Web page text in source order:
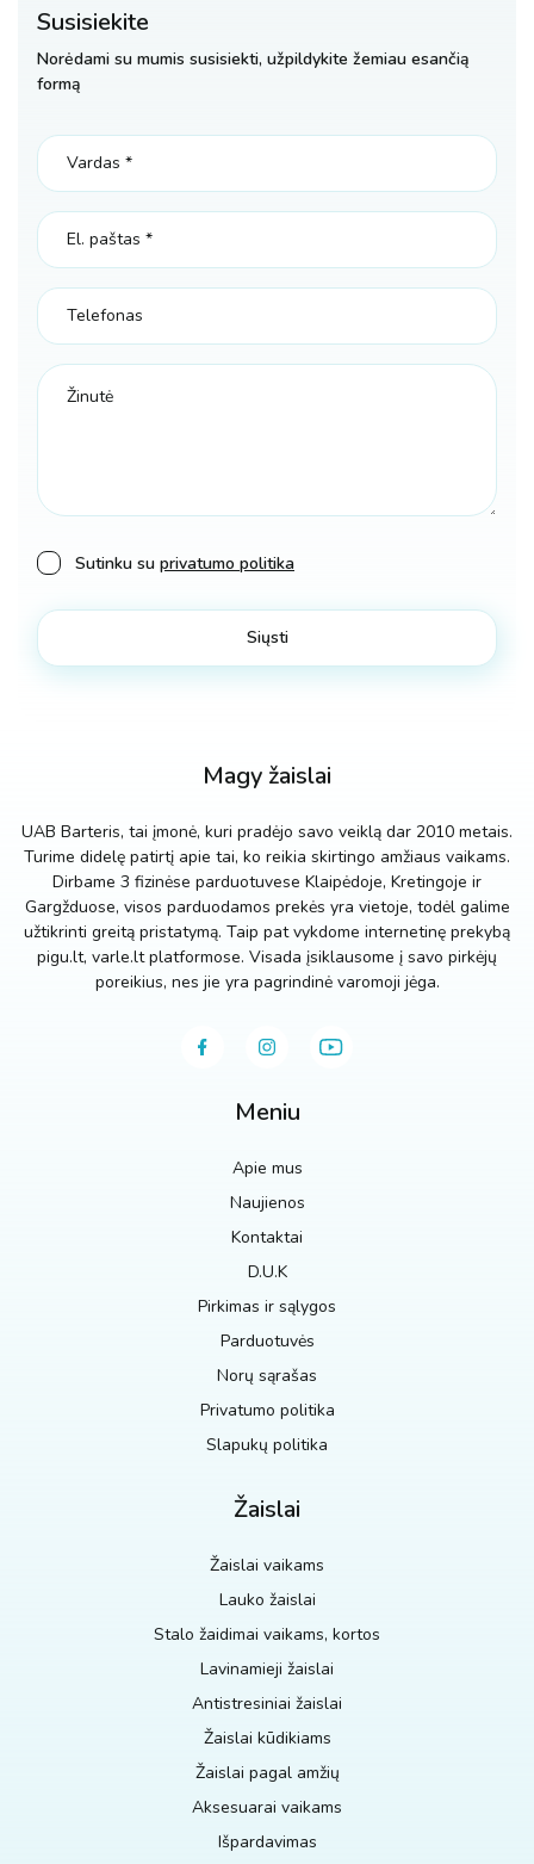
Susisiekite
Norėdami su mumis susisiekti, užpildykite žemiau esančią
formą
Sutinku su privatumo politika
Magy žaislai
UAB Barteris, tai įmonė, kuri pradėjo savo veiklą dar 2010 metais.
Turime didelę patirtį apie tai, ko reikia skirtingo amžiaus vaikams.
Dirbame 3 fizinėse parduotuvese Klaipėdoje, Kretingoje ir
Gargžduose, visos parduodamos prekės yra vietoje, todėl galime
užtikrinti greitą pristatymą. Taip pat vykdome internetinę prekybą
pigu.lt, varle.lt platformose. Visada įsiklausome į savo pirkėjų
poreikius, nes jie yra pagrindinė varomoji jėga.
Meniu
Apie mus
Naujienos
Kontaktai
D.U.K
Pirkimas ir sąlygos
Parduotuvės
Norų sąrašas
Privatumo politika
Slapukų politika
Žaislai
Žaislai vaikams
Lauko žaislai
Stalo žaidimai vaikams, kortos
Lavinamieji žaislai
Antistresiniai žaislai
Žaislai kūdikiams
Žaislai pagal amžių
Aksesuarai vaikams
Išpardavimas